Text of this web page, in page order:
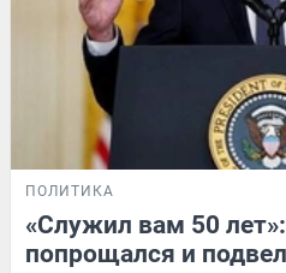
ПОЛИТИКА
«Служил вам 50
попрощался и